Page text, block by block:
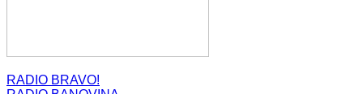
RADIO BRAVO!